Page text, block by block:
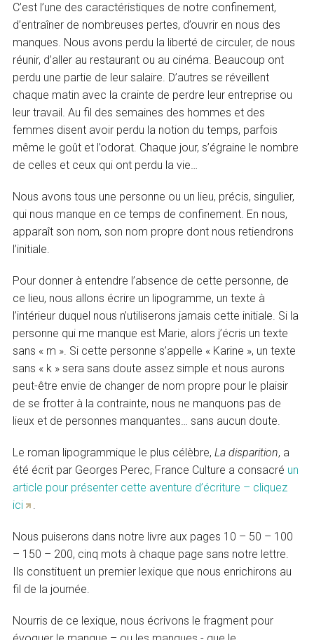
C’est l’une des caractéristiques de notre confinement,
d’entraîner de nombreuses pertes, d’ouvrir en nous des
manques. Nous avons perdu la liberté de circuler, de nous
réunir, d’aller au restaurant ou au cinéma. Beaucoup ont
perdu une partie de leur salaire. D’autres se réveillent
chaque matin avec la crainte de perdre leur entreprise ou
leur travail. Au fil des semaines des hommes et des
femmes disent avoir perdu la notion du temps, parfois
même le goût et l’odorat. Chaque jour, s’égraine le nombre
de celles et ceux qui ont perdu la vie…
Nous avons tous une personne ou un lieu, précis, singulier,
qui nous manque en ce temps de confinement. En nous,
apparaît son nom, son nom propre dont nous retiendrons
l’initiale.
Pour donner à entendre l’absence de cette personne, de
ce lieu, nous allons écrire un lipogramme, un texte à
l’intérieur duquel nous n’utiliserons jamais cette initiale. Si la
personne qui me manque est Marie, alors j’écris un texte
sans « m ». Si cette personne s’appelle « Karine », un texte
sans « k » sera sans doute assez simple et nous aurons
peut-être envie de changer de nom propre pour le plaisir
de se frotter à la contrainte, nous ne manquons pas de
lieux et de personnes manquantes… sans aucun doute.
Le roman lipogrammique le plus célèbre,La disparition, a
été écrit par Georges Perec, France Culture a consacré un
article pour présenter cette aventure d’écriture – cliquez
ici
.
Nous puiserons dans notre livre aux pages 10 – 50 – 100
– 150 – 200, cinq mots à chaque page sans notre lettre.
Ils constituent un premier lexique que nous enrichirons au
fil de la journée.
Nourris de ce lexique, nous écrivons le fragment pour